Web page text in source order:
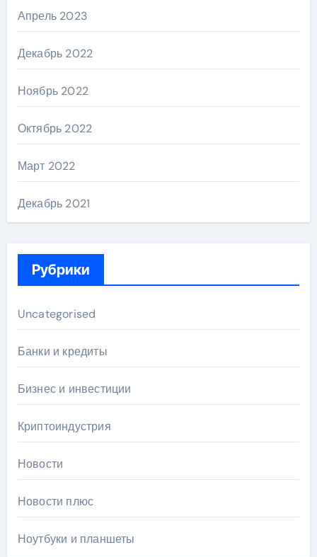
Апрель 2023
Декабрь 2022
Ноябрь 2022
Октябрь 2022
Март 2022
Декабрь 2021
Рубрики
Uncategorised
Банки и кредиты
Бизнес и инвестиции
Криптоиндустрия
Новости
Новости плюс
Ноутбуки и планшеты